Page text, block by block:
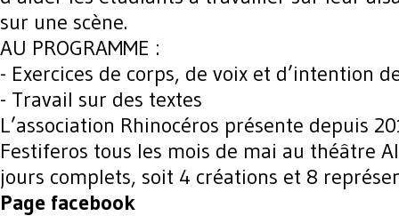
sur une scène.
AU PROGRAMME :
- Exercices de corps, de voix et d’intention
- Travail sur des textes
L’association Rhinocéros présente depuis
Festiferos tous les mois de mai au théâtre
jours complets, soit 4 créations et 8
Page facebook